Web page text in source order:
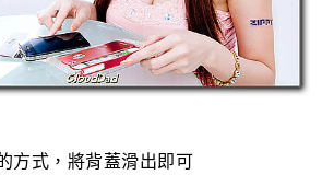
方式，將背蓋滑出即可